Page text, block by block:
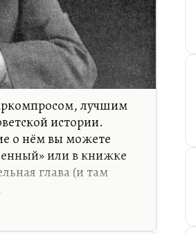
лучшим
истории.
о нём вы можете
или в книжке
глава (и там
Меня восхищает